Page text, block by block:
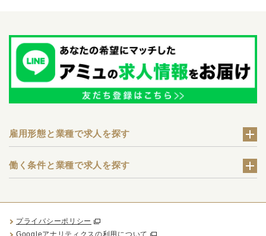
雇用形態と業種で求人を探す
働く条件と業種で求人を探す
プライバシーポリシー